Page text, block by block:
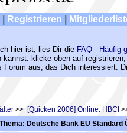
Registrieren
hier ist, lies Dir die FAQ - Häufig
kannst: klicke oben auf
Forum aus, das Dich interessiert.
>> [Quicken 2006] Online: HBCI
Thema: Deutsche Bank EU